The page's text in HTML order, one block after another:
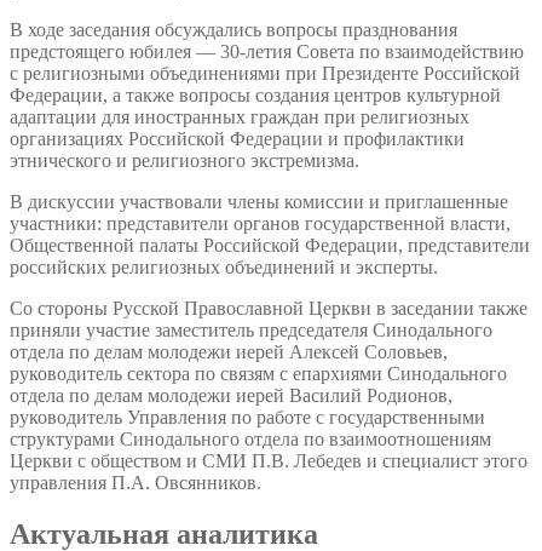
В ходе заседания обсуждались вопросы празднования
предстоящего юбилея — 30-летия Совета по взаимодействию
с религиозными объединениями при Президенте Российской
Федерации, а также вопросы создания центров культурной
адаптации для иностранных граждан при религиозных
организациях Российской Федерации и профилактики
этнического и религиозного экстремизма.
В дискуссии участвовали члены комиссии и приглашенные
участники: представители органов государственной власти,
Общественной палаты Российской Федерации, представители
российских религиозных объединений и эксперты.
Со стороны Русской Православной Церкви в заседании также
приняли участие заместитель председателя Синодального
отдела по делам молодежи иерей Алексей Соловьев,
руководитель сектора по связям с епархиями Синодального
отдела по делам молодежи иерей Василий Родионов,
руководитель Управления по работе с государственными
структурами Синодального отдела по взаимоотношениям
Церкви с обществом и СМИ П.В. Лебедев и специалист этого
управления П.А. Овсянников.
Актуальная аналитика